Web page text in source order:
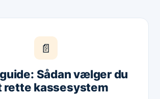
📄
Sådan vælger du
rette kassesystem